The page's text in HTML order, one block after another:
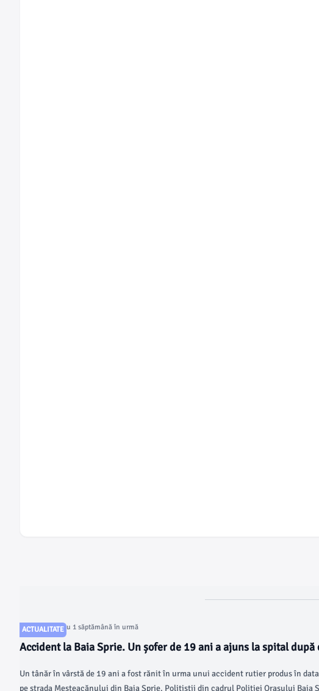
ACTUALITATE
Articol postat cu 1 săptămână în urmă
Accident la Baia Sprie. Un șofer de 19 ani a ajuns la spital după
Un tânăr în vârstă de 19 ani a fost rănit în urma unui accident rutier produs în
pe strada Mesteacănului din Baia Sprie. Polițiștii din cadrul Poliției Orașului Baia